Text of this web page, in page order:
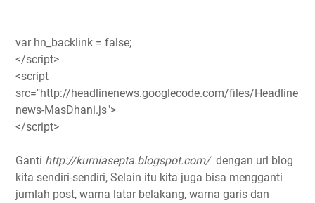
var hn_backlink = false;
</script>
<script
src="http://headlinenews.googlecode.com/files/Headline
news-MasDhani.js">
</script>
Ganti http://kurniasepta.blogspot.com/ dengan url blog
kita sendiri-sendiri, Selain itu kita juga bisa mengganti
jumlah post, warna latar belakang, warna garis dan